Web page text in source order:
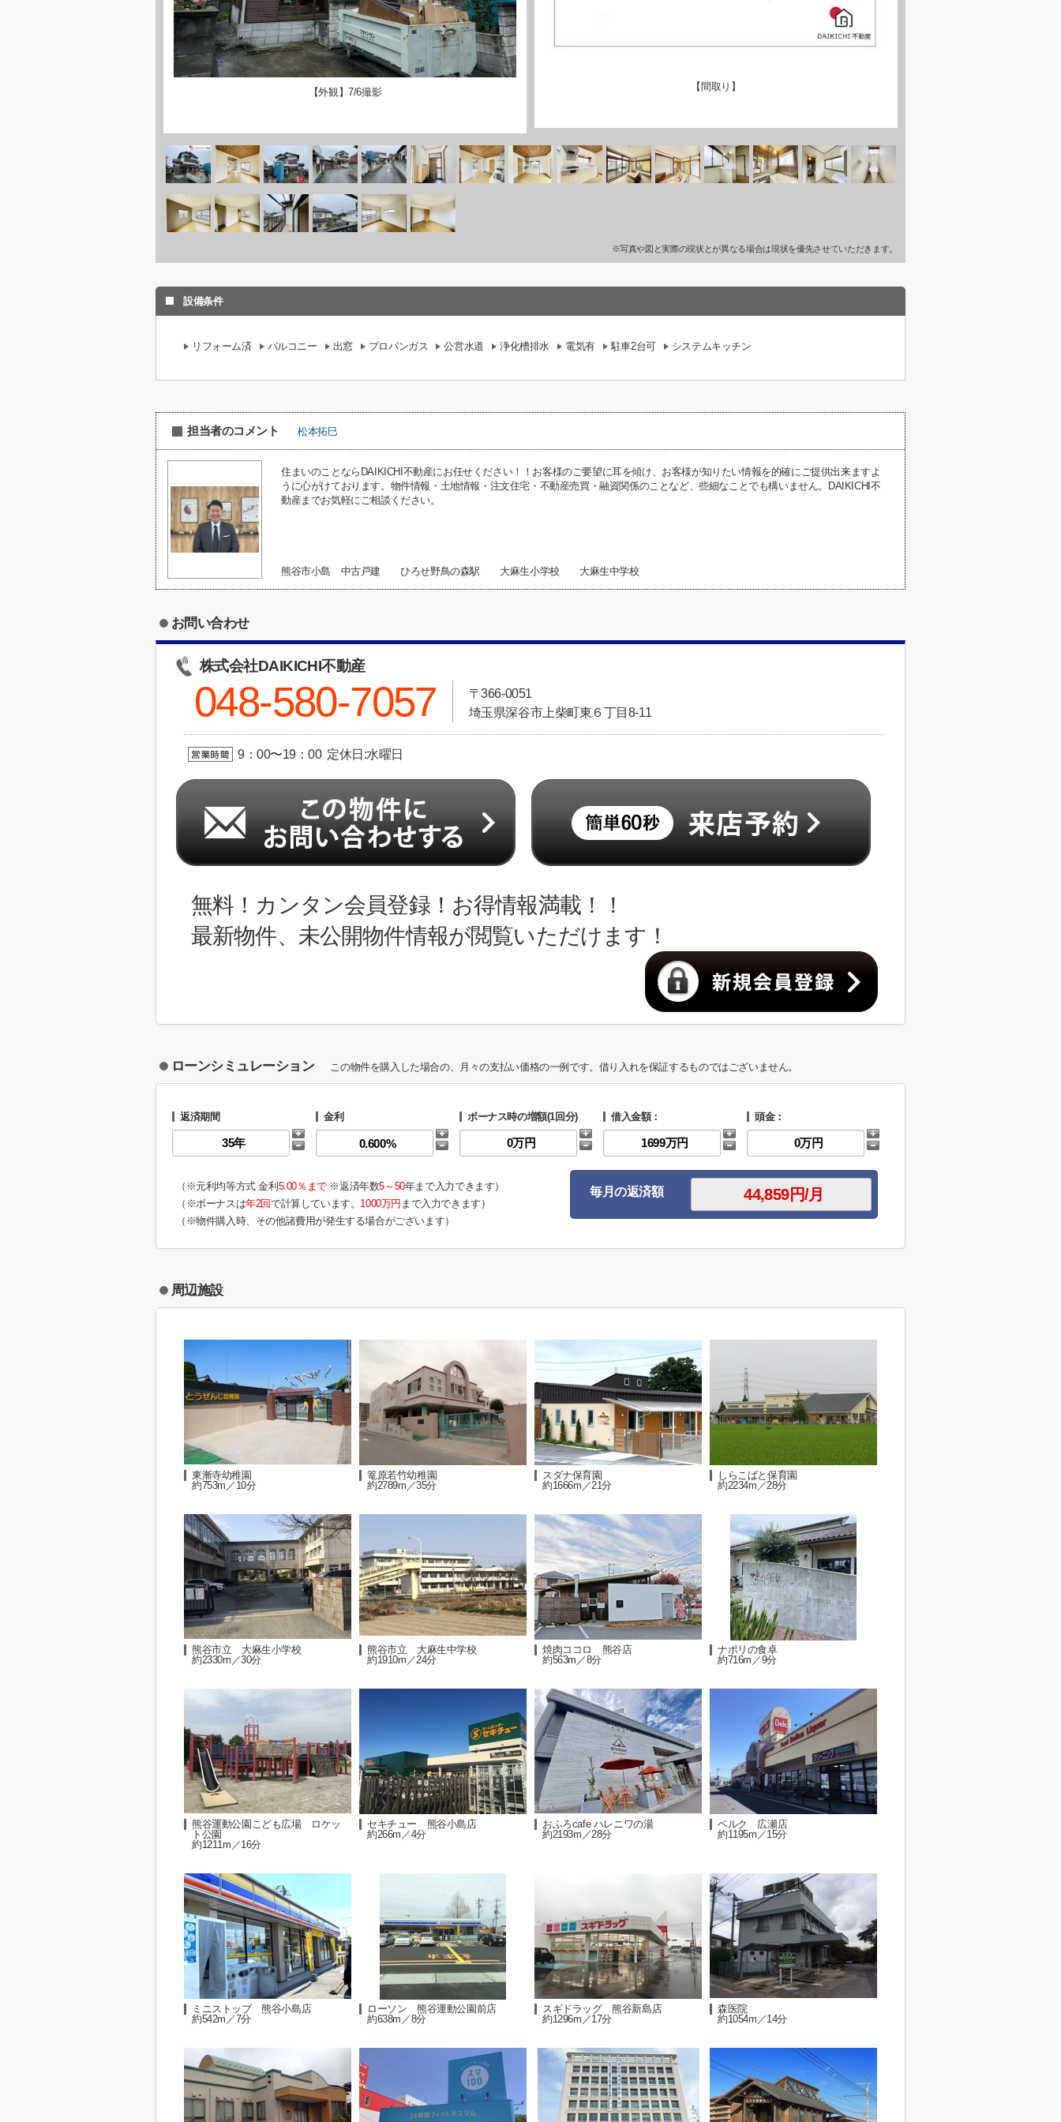
【外観】7/6撮影 【間取り】
※写真や図と実際の現状とが異なる場合は現状を優先させていただきます。
設備条件
リフォーム済 バルコニー 出窓 プロパンガス 公営水道 浄化槽排水 電気有 駐車2台可 システムキッチン
担当者のコメント 松本拓巳
住まいのことならDAIKICHI不動産にお任せください！！お客様のご要望に耳を傾け、お客様が知りたい情報を的確にご提供出来ますよ
うに心がけております。物件情報・土地情報・注文住宅・不動産売買・融資関係のことなど、些細なことでも構いません。DAIKICHI不
動産までお気軽にご相談ください。
熊谷市小島 中古戸建 ひろせ野鳥の森駅 大麻生小学校 大麻生中学校
お問い合わせ
株式会社DAIKICHI不動産
048-580-7057
〒366-0051
埼玉県深谷市上柴町東６丁目8-11
9：00〜19：00 定休日:水曜日
無料！カンタン会員登録！お得情報満載！！
最新物件、未公開物件情報が閲覧いただけます！
ローンシミュレーション この物件を購入した場合の、月々の支払い価格の一例です。借り入れを保証するものではございません。
返済期間 金利 ボーナス時の増額(1回分) 借入金額： 頭金：
（※元利均等方式 金利 5.00％まで※返済年数5～50年まで入力できます）
（※ボーナスは年2回で計算しています。 1000万円 まで入力できます）
（※物件購入時、その他諸費用が発生する場合がございます）
毎月の返済額
周辺施設
東漸寺幼稚園
約753m／10分
篭原若竹幼稚園
約2789m／35分
スダナ保育園
約1666m／21分
しらこばと保育園
約2234m／28分
熊谷市立 大麻生小学校
約2330m／30分
熊谷市立 大麻生中学校
約1910m／24分
焼肉ココロ 熊谷店
約563m／8分
ナポリの食卓
約716m／9分
熊谷運動公園こども広場 ロケッ
ト公園
約1211m／16分
セキチュー 熊谷小島店
約266m／4分
おふろcafe ハレニワの湯
約2193m／28分
ベルク 広瀬店
約1195m／15分
ミニストップ 熊谷小島店
約542m／7分
ローソン 熊谷運動公園前店
約638m／8分
スギドラッグ 熊谷新島店
約1296m／17分
森医院
約1054m／14分